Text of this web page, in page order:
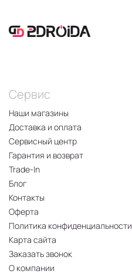
Сервис
Наши магазины
Доставка и оплата
Сервисный центр
Гарантия и возврат
Trade-In
Блог
Контакты
Оферта
Политика конфиденциальности
Карта сайта
Заказать звонок
О компании